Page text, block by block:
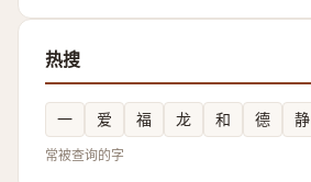
热搜
一 爱 福 龙 和 德 静
常被查询的字